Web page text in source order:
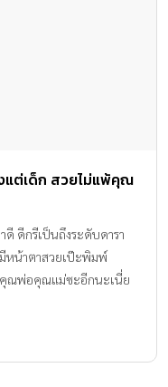
แต่เด็ก สวยไม่แพ้คุณ
ดีกรีเป็นถึงระดับดารา
หน้าตาสวยเป๊ะพิมพ์
คุณพ่อคุณแม่ซะอีกนะเนี่ย
ดารา 10 คนดัง ที่กำลัง
ดูสิจะมีสาวน้อยคนไหน